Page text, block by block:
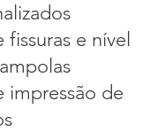
e nível
impressão de